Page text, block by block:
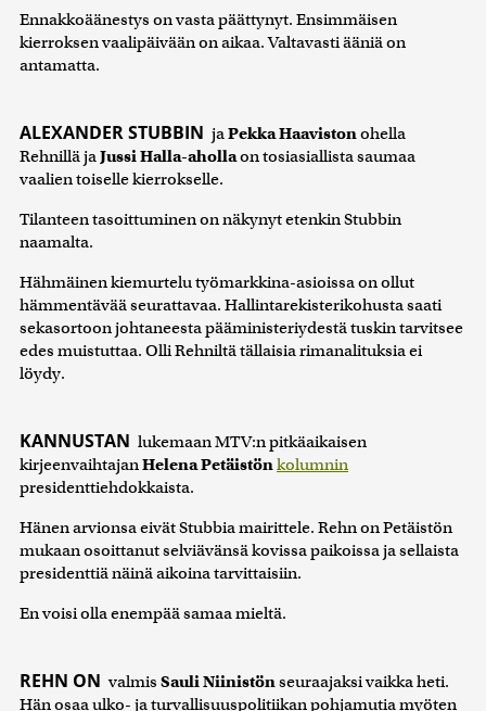
Ennakkoäänestys on vasta päättynyt. Ensimmäisen
kierroksen vaalipäivään on aikaa. Valtavasti ääniä on
antamatta.
ALEXANDER STUBBIN jaPekka Haavistonohella
Rehnillä jaJussi Halla-ahollaon tosiasiallista saumaa
vaalien toiselle kierrokselle.
Tilanteen tasoittuminen on näkynyt etenkin Stubbin
naamalta.
Hähmäinen kiemurtelu työmarkkina-asioissa on ollut
hämmentävää seurattavaa. Hallintarekisterikohusta saati
sekasortoon johtaneesta pääministeriydestä tuskin tarvitsee
edes muistuttaa. Olli Rehniltä tällaisia rimanalituksia ei
löydy.
KANNUSTAN lukemaan MTV:n pitkäaikaisen
kirjeenvaihtajanHelena Petäistönkolumnin
presidenttiehdokkaista.
Hänen arvionsa eivät Stubbia mairittele. Rehn on Petäistön
mukaan osoittanut selviävänsä kovissa paikoissa ja sellaista
presidenttiä näinä aikoina tarvittaisiin.
En voisi olla enempää samaa mieltä.
REHN ON valmis Sauli Niinistönseuraajaksi vaikka heti.
Hän osaa ulko- ja turvallisuuspolitiikan pohjamutia myöten